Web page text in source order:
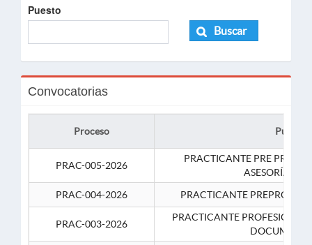
Puesto
Buscar
Convocatorias
Proceso Puesto
PRAC-005-2026
PRACTICANTE PRE
ASESORÍA
PRAC-004-2026
PRACTICANTE
PRAC-003-2026
PRACTICANTE